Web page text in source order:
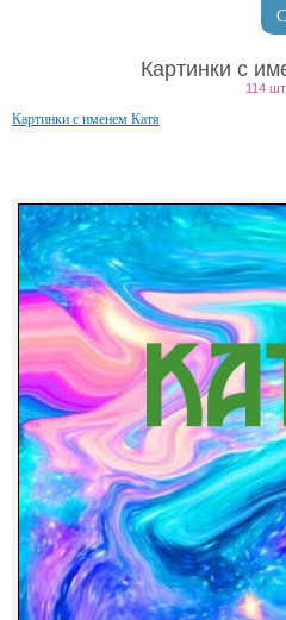
Картинки с
114 шт.
Картинки с именем Катя